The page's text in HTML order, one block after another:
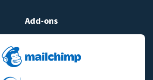
Add-ons